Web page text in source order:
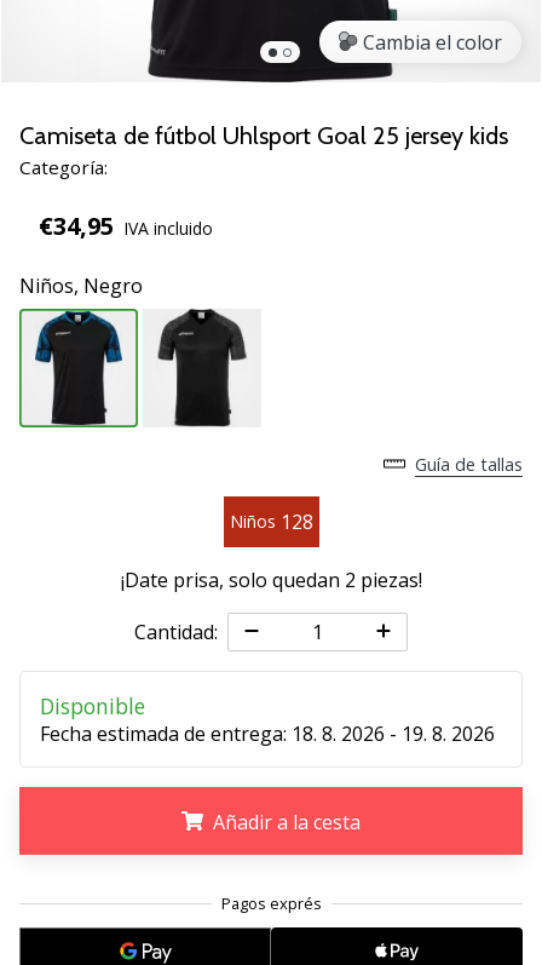
Navidad
jugadores
voleibol:
consejos
te
ayudarán
a
elegir
el
11. 8. 2022
2 min. de lectura
¡Conviértete
en
embajador
Weplayvolleyball!
un
¡Te
queremos
Cambia el color
Camiseta de fútbol Uhlsport Goal 25 jersey kids
Categoría:
€34,95 IVA incluido
Niños, Negro
Guía de tallas
Niños 128
¡Date prisa, solo quedan 2 piezas!
Cantidad:
Disponible
Fecha estimada de entrega: 18. 8. 2026 - 19. 8. 2026
Añadir a la cesta